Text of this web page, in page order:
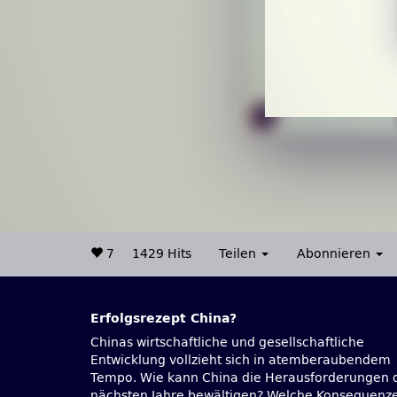
7 1429 Hits Teilen Abonnieren
Erfolgsrezept China?
Chinas wirtschaftliche und gesellschaftliche
Entwicklung vollzieht sich in atemberaubendem
Tempo. Wie kann China die Herausforderungen
Editor-at-Large, DIE ZEIT, am 24. Januar 2011 mit
Wei-Wei Zhang, chinesischer Politikwissenschaftler
und ehemaliger Dolmetscher von Deng